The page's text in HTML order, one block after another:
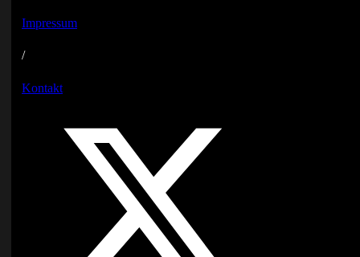
Impressum
/
Kontakt